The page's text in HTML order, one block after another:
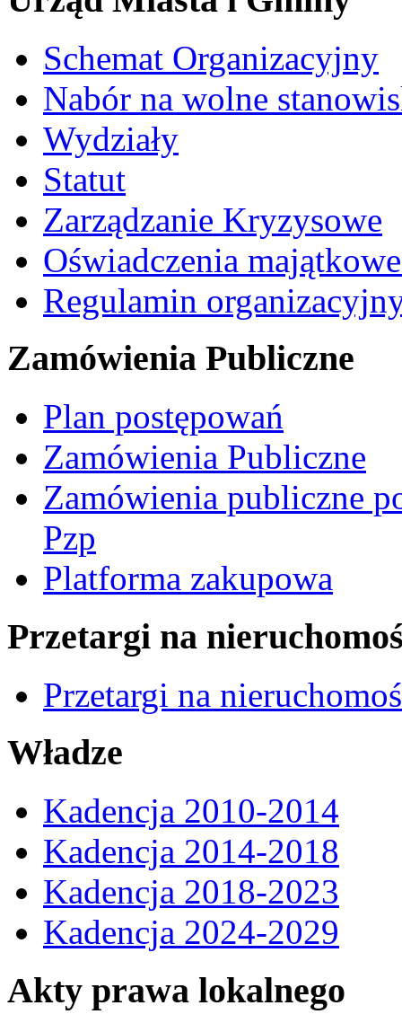
Schemat Organizacyjny
Nabór na wolne
Wydziały
Statut
Zarządzanie Kryzysowe
Oświadczenia
Regulamin
Zamówienia Publiczne
Plan postępowań
Zamówienia Publiczne
Zamówienia publiczne
Pzp
Platforma zakupowa
Przetargi na
Przetargi na
Władze
Kadencja 2010-2014
Kadencja 2014-2018
Kadencja 2018-2023
Kadencja 2024-2029
Akty prawa lokalnego